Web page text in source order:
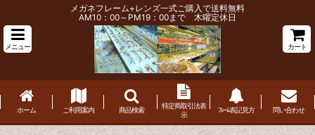
メガネフレーム+レンズ一式ご購入で送料無料
AM10：00～PM19：00まで 木曜定休日
メニュー カート
ホーム ご利用案内 商品検索
特定商取引法表
示
ﾌﾚｰﾑ表記見方 問い合わせ